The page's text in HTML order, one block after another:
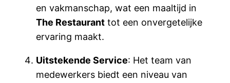
en vakmanschap, wat een maaltijd in
The Restaurant tot een onvergetelijke
ervaring maakt.
Uitstekende Service: Het team van
medewerkers biedt een niveau van